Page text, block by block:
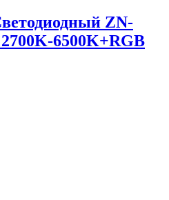
ZN-
6500K+RGB